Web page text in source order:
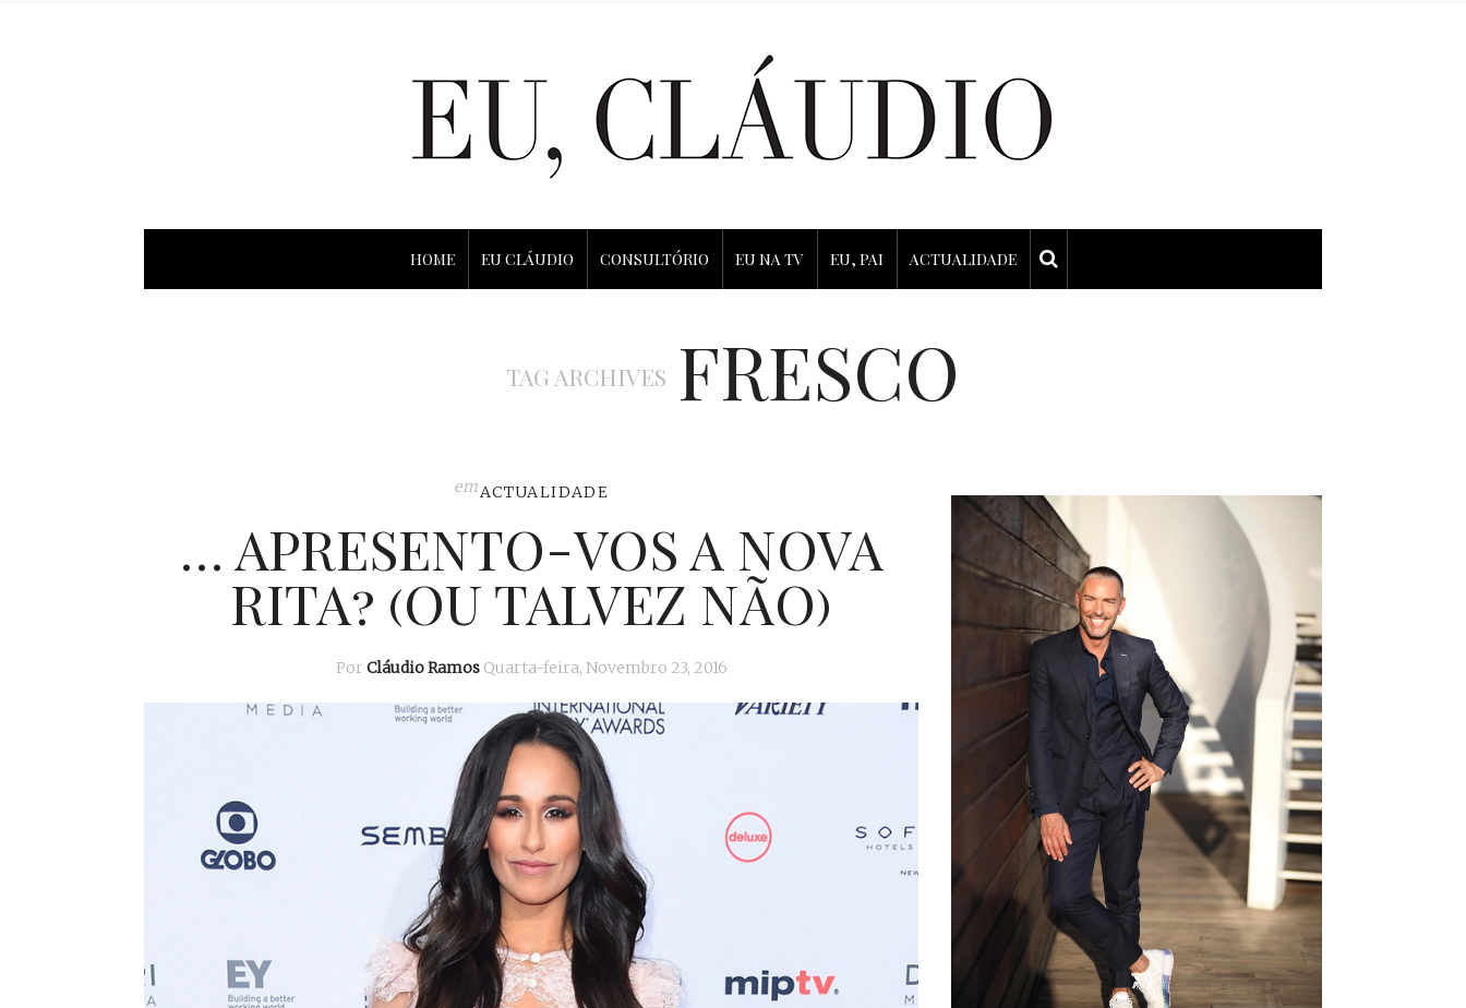
HOME EU CLÁUDIO CONSULTÓRIO EU NA TV EU, PAI ACTUALIDADE
TAG ARCHIVES FRESCO
emACTUALIDADE
… APRESENTO-VOS A NOVA
RITA? (OU TALVEZ NÃO)
Por Cláudio Ramos Quarta-feira, Novembro 23, 2016